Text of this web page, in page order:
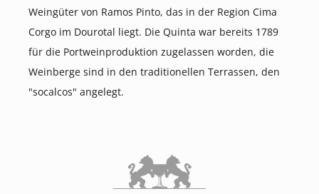
Weingüter von Ramos Pinto, das in der Region Cima
Corgo im Dourotal liegt. Die Quinta war bereits 1789
für die Portweinproduktion zugelassen worden, die
Weinberge sind in den traditionellen Terrassen, den
"socalcos" angelegt.